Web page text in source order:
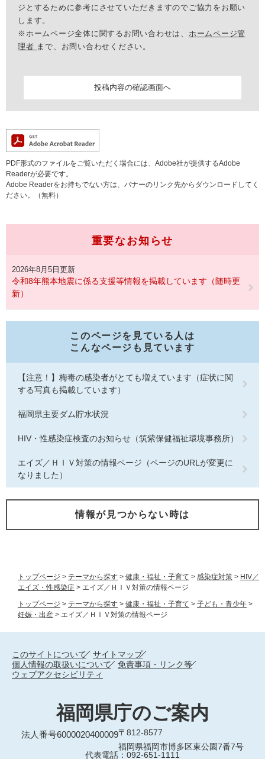
トップページ > テーマから探す > 健康・福祉・子育て > 感染症対策 > HIV／
エイズ・性感染症 > エイズ／ＨＩＶ対策の情報ページ
トップページ > テーマから探す > 健康・福祉・子育て > 子ども・青少年 >
妊娠・出産 > エイズ／ＨＩＶ対策の情報ページ
ジとするために参考にさせていただきますのでご協力をお願い
します。
※ホームページ全体に関するお問い合わせは、 ホームページ管
理者 まで、お問い合わせください。
PDF形式のファイルをご覧いただく場合には、Adobe社が提供するAdobe
Readerが必要です。
Adobe Readerをお持ちでない方は、バナーのリンク先からダウンロードしてく
ださい。（無料）
重要なお知らせ
2026年8月5日更新
令和8年熊本地震に係る支援等情報を掲載しています（随時更
新）
このページを見ている人は
こんなページも見ています
【注意！】梅毒の感染者がとても増えています（症状に関
する写真も掲載しています）
福岡県主要ダム貯水状況
HIV・性感染症検査のお知らせ（筑紫保健福祉環境事務所）
エイズ／ＨＩＶ対策の情報ページ（ページのURLが変更に
なりました）
情報が見つからない時は
このサイトについて
サイトマップ
個人情報の取扱いについて
免責事項・リンク等
ウェブアクセシビリティ
福岡県庁のご案内
法人番号6000020400009〒812-8577
福岡県福岡市博多区東公園7番7号
代表電話：092-651-1111